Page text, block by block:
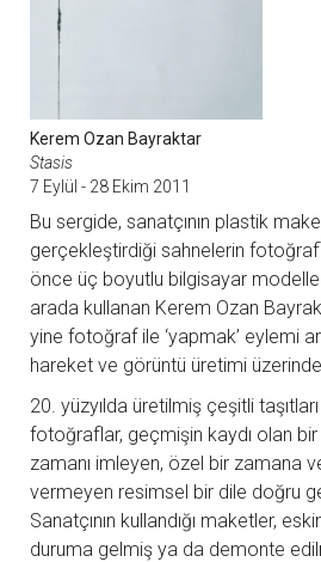
Kerem Ozan Bayraktar
Stasis
7 Eylül - 28 Ekim 2011
Bu sergide, sanatçının plastik
gerçekleştirdiği sahnelerin
önce üç boyutlu bilgisayar
arada kullanan Kerem Ozan
yine fotoğraf ile ‘yapmak’ eylemi
hareket ve görüntü üretimi
20. yüzyılda üretilmiş çeşitli
fotoğraflar, geçmişin kaydı olan
zamanı imleyen, özel bir zamana
vermeyen resimsel bir dile doğru
Sanatçının kullandığı maketler,
duruma gelmiş ya da demonte